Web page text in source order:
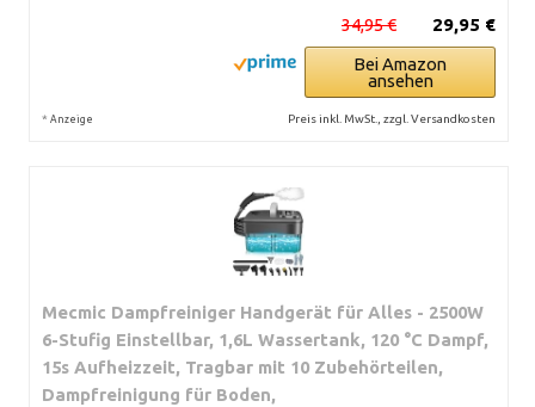
29,95 €
34,95 €
Bei Amazon
ansehen
* Anzeige Preis inkl. MwSt., zzgl. Versandkosten
Mecmic Dampfreiniger Handgerät für Alles - 2500W
6-Stufig Einstellbar, 1,6L Wassertank, 120 °C Dampf,
15s Aufheizzeit, Tragbar mit 10 Zubehörteilen,
Dampfreinigung für Boden,